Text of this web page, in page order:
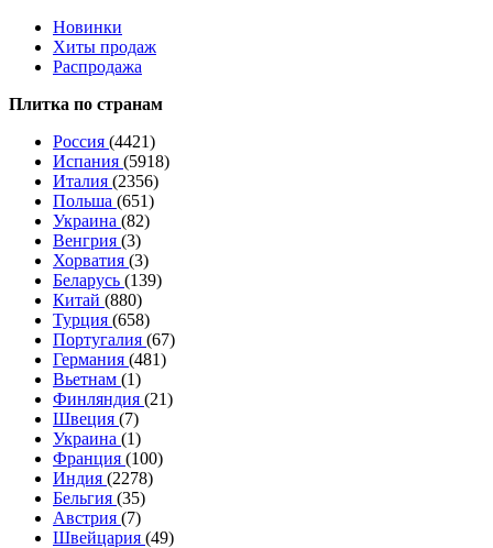
Новинки
Хиты продаж
Распродажа
Плитка по странам
Россия (4421)
Испания (5918)
Италия (2356)
Польша (651)
Украина (82)
Венгрия (3)
Хорватия (3)
Беларусь (139)
Китай (880)
Турция (658)
Португалия (67)
Германия (481)
Вьетнам (1)
Финляндия (21)
Швеция (7)
Украина (1)
Франция (100)
Индия (2278)
Бельгия (35)
Австрия (7)
Швейцария (49)